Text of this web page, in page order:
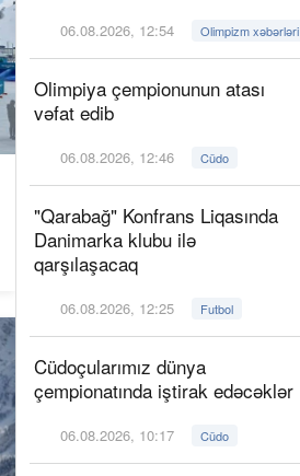
06.08.2026, 12:54 Olimpizm xəbərləri
Olimpiya çempionunun atası
vəfat edib
06.08.2026, 12:46 Cüdo
"Qarabağ" Konfrans Liqasında
Danimarka klubu ilə
qarşılaşacaq
06.08.2026, 12:25 Futbol
Cüdoçularımız dünya
çempionatında iştirak edəcəklər
06.08.2026, 10:17 Cüdo